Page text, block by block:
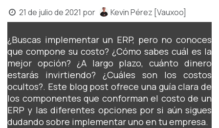
21 de julio de 2021 por Kevin Pérez [Vauxoo]
¿Buscas implementar un ERP, pero no conoces
que compone su costo? ¿Cómo sabes cuál es la
mejor opción? ¿A largo plazo, cuánto dinero
estarás invirtiendo? ¿Cuáles son los costos
ocultos?. Este blog post ofrece una guía clara de
los componentes que conforman el costo de un
ERP y las diferentes opciones por si aún sigues
dudando sobre implementar uno en tu empresa.